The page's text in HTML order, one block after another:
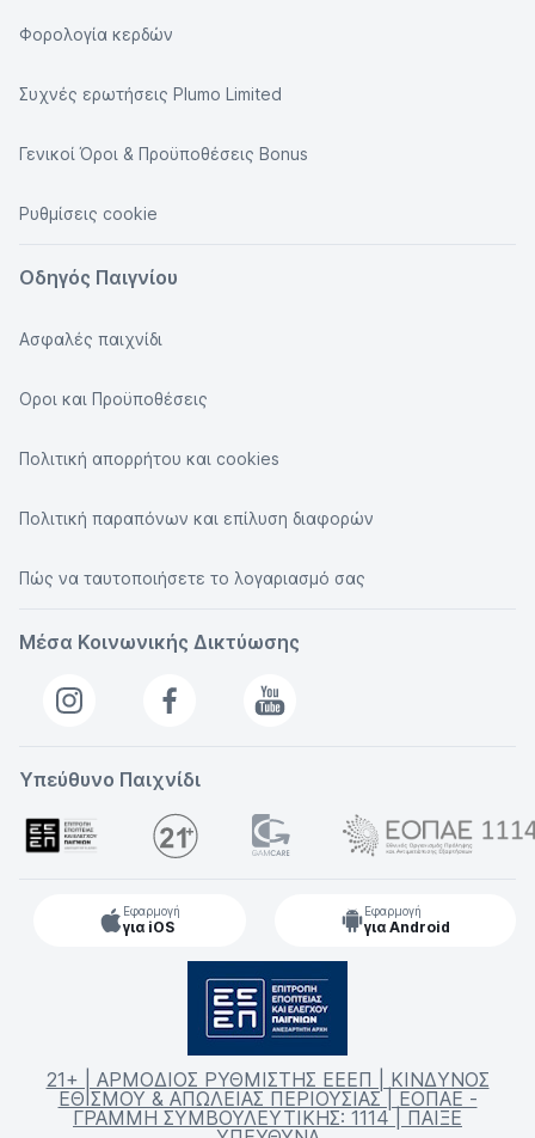
Φορολογία κερδών
Συχνές ερωτήσεις Plumo Limited
Γενικοί Όροι & Προϋποθέσεις Bonus
Ρυθμίσεις cookie
Οδηγός Παιγνίου
Ασφαλές παιχνίδι
Οροι και Προϋποθέσεις
Πολιτική απορρήτου και cookies
Πολιτική παραπόνων και επίλυση διαφορών
Πώς να ταυτοποιήσετε το λογαριασμό σας
Μέσα Κοινωνικής Δικτύωσης
Υπεύθυνο Παιχνίδι
Εφαρμογή
για iOS
Εφαρμογή
για Android
21+ | ΑΡΜΟΔΙΟΣ ΡΥΘΜΙΣΤΗΣ ΕΕΕΠ | ΚΙΝΔΥΝΟΣ
ΕΘΙΣΜΟΥ & ΑΠΩΛΕΙΑΣ ΠΕΡΙΟΥΣΙΑΣ | ΕΟΠΑΕ -
ΓΡΑΜΜΗ ΣΥΜΒΟΥΛΕΥΤΙΚΗΣ: 1114 | ΠΑΙΞΕ